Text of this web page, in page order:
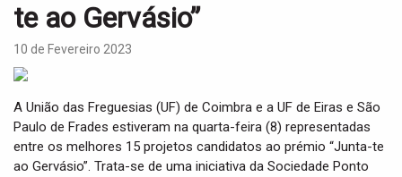
t
i
o
te ao Gervásio”
10 de Fevereiro 2023
A União das Freguesias (UF) de Coimbra e a UF de Eiras e São
Paulo de Frades estiveram na quarta-feira (8) representadas
entre os melhores 15 projetos candidatos ao prémio “Junta-te
ao Gervásio”. Trata-se de uma iniciativa da Sociedade Ponto